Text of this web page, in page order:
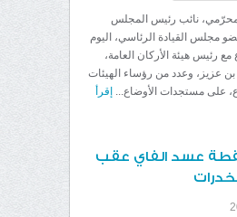
نائب رئيس المجلس
عضو مجلس القيادة الرئاسي، اليوم
رئيس هيئة الأركان العامة،
عزيز، وعدد من رؤساء الهيئات
على مستجدات الأوضاع... إقرأ
عسد الفاي عقب